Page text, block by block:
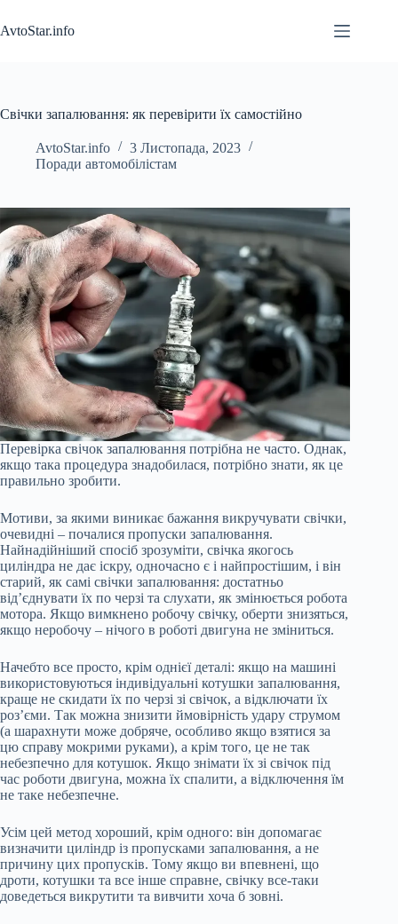
до
вмісту
AvtoStar.info
Свічки запалювання: як перевірити їх самостійно
AvtoStar.info
3 Листопада, 2023
Поради автомобілістам
Перевірка свічок запалювання потрібна не часто. Однак,
якщо така процедура знадобилася, потрібно знати, як це
правильно зробити.
Мотиви, за якими виникає бажання викручувати свічки,
очевидні – почалися пропуски запалювання.
Найнадійніший спосіб зрозуміти, свічка якогось
циліндра не дає іскру, одночасно є і найпростішим, і він
старий, як самі свічки запалювання: достатньо
від’єднувати їх по черзі та слухати, як змінюється робота
мотора. Якщо вимкнено робочу свічку, оберти знизяться,
якщо неробочу – нічого в роботі двигуна не зміниться.
Начебто все просто, крім однієї деталі: якщо на машині
використовуються індивідуальні котушки запалювання,
краще не скидати їх по черзі зі свічок, а відключати їх
роз’єми. Так можна знизити ймовірність удару струмом
(а шарахнути може добряче, особливо якщо взятися за
цю справу мокрими руками), а крім того, це не так
небезпечно для котушок. Якщо знімати їх зі свічок під
час роботи двигуна, можна їх спалити, а відключення їм
не таке небезпечне.
Усім цей метод хороший, крім одного: він допомагає
визначити циліндр із пропусками запалювання, а не
причину цих пропусків. Тому якщо ви впевнені, що
дроти, котушки та все інше справне, свічку все-таки
доведеться викрутити та вивчити хоча б зовні.